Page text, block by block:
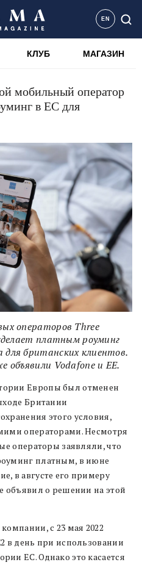
EN
КЛУБ МАГАЗИН
мобильный оператор
в ЕС для
операторов Three
платным роуминг
британских клиентов.
объявили Vodafone и ЕЕ.
Европы был отменен
Британии
этого условия,
операторами. Несмотря
операторы заявляли, что
платным, в июне
в августе его примеру
объявил о решении на этой
с 23 мая 2022
в день при использовании
ЕС. Однако это касается